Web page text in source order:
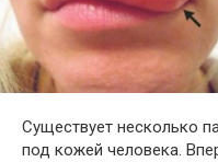
Существует несколько
под кожей человека.